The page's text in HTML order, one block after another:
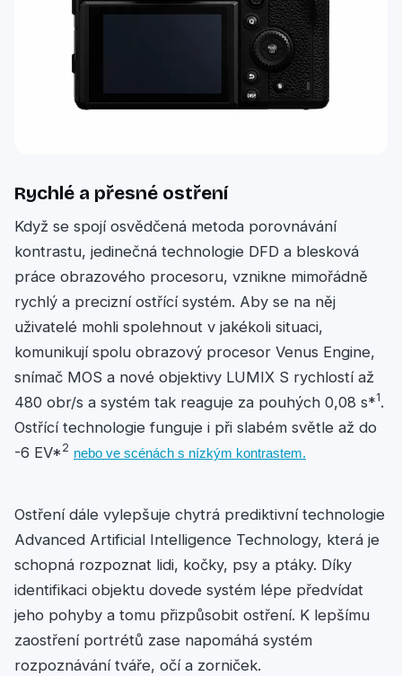
Rychlé a přesné ostření
Když se spojí osvědčená metoda porovnávání
kontrastu, jedinečná technologie DFD a blesková
práce obrazového procesoru, vznikne mimořádně
rychlý a precizní ostřící systém. Aby se na něj
uživatelé mohli spolehnout v jakékoli situaci,
komunikují spolu obrazový procesor Venus Engine,
snímač MOS a nové objektivy LUMIX S rychlostí až
480 obr/s a systém tak reaguje za pouhých 0,08 s*1.
Ostřící technologie funguje i při slabém světle až do
-6 EV* 2 nebo ve scénách s nízkým kontrastem.
Ostření dále vylepšuje chytrá prediktivní technologie
Advanced Artificial Intelligence Technology, která je
schopná rozpoznat lidi, kočky, psy a ptáky. Díky
identifikaci objektu dovede systém lépe předvídat
jeho pohyby a tomu přizpůsobit ostření. K lepšímu
zaostření portrétů zase napomáhá systém
rozpoznávání tváře, očí a zorniček.